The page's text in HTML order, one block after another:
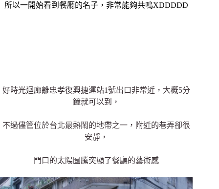
所以一開始看到餐廳的名子，非常能夠共鳴XDDDDD
好時光迴廊離忠孝復興捷運站1號出口非常近，大概5分
鐘就可以到，
不過儘管位於台北最熱鬧的地帶之一，附近的巷弄卻很
安靜，
門口的太陽圖騰突顯了餐廳的藝術感